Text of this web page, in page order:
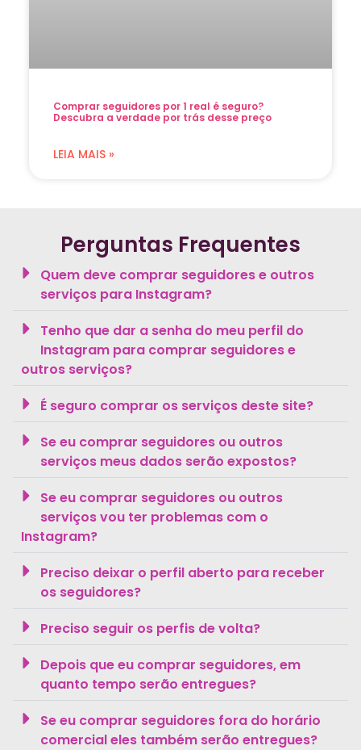
Comprar seguidores por 1 real é seguro?
Descubra a verdade por trás desse preço
LEIA MAIS »
Perguntas Frequentes
Quem deve comprar seguidores e outros
serviços para Instagram?
Tenho que dar a senha do meu perfil do
Instagram para comprar seguidores e
outros serviços?
É seguro comprar os serviços deste site?
Se eu comprar seguidores ou outros
serviços meus dados serão expostos?
Se eu comprar seguidores ou outros
serviços vou ter problemas com o
Instagram?
Preciso deixar o perfil aberto para receber
os seguidores?
Preciso seguir os perfis de volta?
Depois que eu comprar seguidores, em
quanto tempo serão entregues?
Se eu comprar seguidores fora do horário
comercial eles também serão entregues?